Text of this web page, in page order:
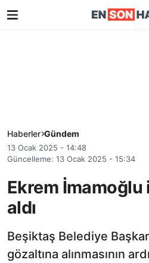
Haberler Gündem
13 Ocak 2025 - 14:48
Güncelleme: 13 Ocak 2025 - 15:34
Ekrem İmamoğlu
aldı
Beşiktaş Belediye
gözaltına alınmasının